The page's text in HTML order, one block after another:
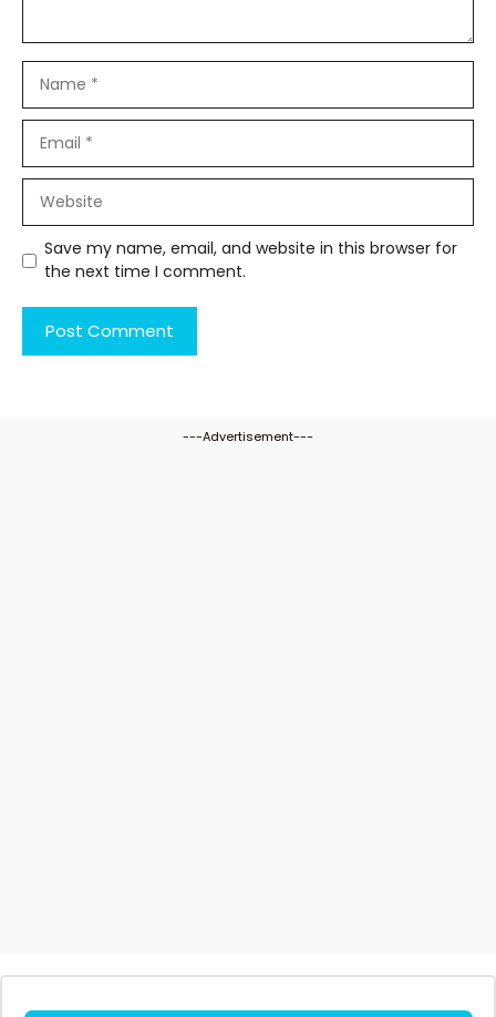
Save my name, email, and website in this browser for
the next time I comment.
---Advertisement---